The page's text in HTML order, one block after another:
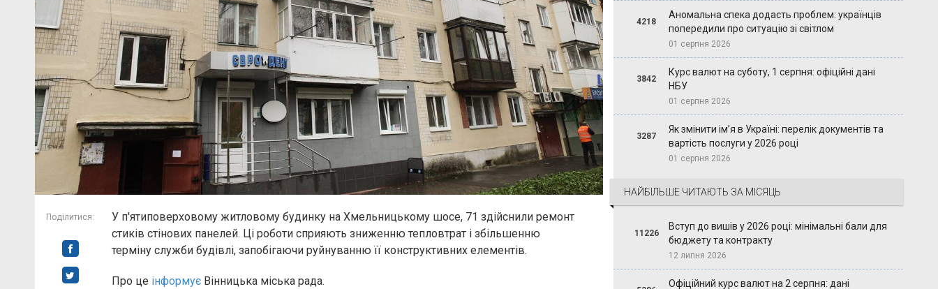
Поділитися:
У п'ятиповерховому житловому будинку на Хмельницькому шосе, 71 здійснили ремонт
стиків стінових панелей. Ці роботи сприяють зниженню тепловтрат і збільшенню
терміну служби будівлі, запобігаючи руйнуванню її конструктивних елементів.
Про це інформує Вінницька міська рада.
4218
Аномальна спека додасть проблем: українців
попередили про ситуацію зі світлом
01 серпня 2026
3842
Курс валют на суботу, 1 серпня: офіційні дані
НБУ
01 серпня 2026
3287
Як змінити ім’я в Україні: перелік документів та
вартість послуги у 2026 році
01 серпня 2026
НАЙБІЛЬШЕ ЧИТАЮТЬ ЗА МІСЯЦЬ
11226
Вступ до вишів у 2026 році: мінімальні бали для
бюджету та контракту
12 липня 2026
Офіційний курс валют на 2 серпня: дані